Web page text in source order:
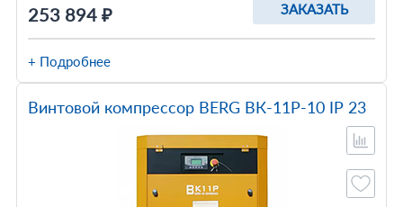
253 894 ₽ ЗАКАЗАТЬ
+ Подробнее
Винтовой компрессор BERG ВК-11Р-10 IP 23